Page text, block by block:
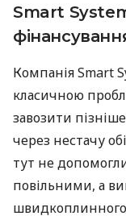
Smart
Компанія Smart
класичною
завозити
через нестачу
тут не
повільними, а